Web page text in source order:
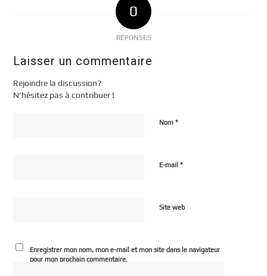
0
RÉPONSES
Laisser un commentaire
Rejoindre la discussion?
N’hésitez pas à contribuer !
Nom*
E-mail*
Site web
Enregistrer mon nom, mon e-mail et mon site dans le navigateur
pour mon prochain commentaire.